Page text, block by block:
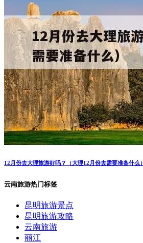
12月份去大理旅游好吗？（大理12月份去需要准备什么）
云南旅游热门标签
昆明旅游景点
昆明旅游攻略
云南旅游
丽江